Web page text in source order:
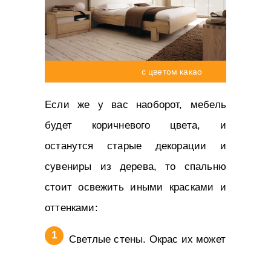
с цветом какао
Если же у вас наоборот, мебель
будет коричневого цвета, и
останутся старые декорации и
сувениры из дерева, то спальню
стоит освежить иными красками и
оттенками:
Светлые стены. Окрас их может